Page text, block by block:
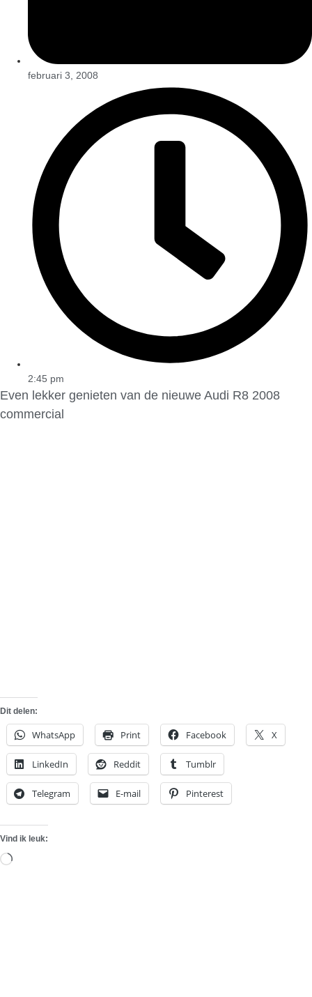
februari 3, 2008
2:45 pm
Even lekker genieten van de nieuwe Audi R8 2008
commercial
Dit delen:
WhatsApp Print Facebook X
LinkedIn Reddit Tumblr
Telegram E-mail Pinterest
Vind ik leuk:
Aan